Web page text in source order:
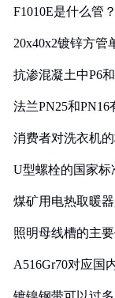
F1010E是什么管
20x40x2镀锌方管
抗渗混凝土中P6
法兰PN25和PN16
消费者对洗衣机
U型螺栓的国家标
煤矿用电热取暖
照明母线槽的主
A516Gr70对应国